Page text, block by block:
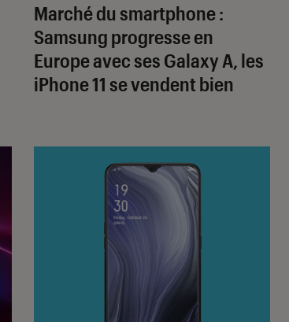
Marché du smartphone :
Samsung progresse en
Europe avec ses Galaxy A, les
iPhone 11 se vendent bien